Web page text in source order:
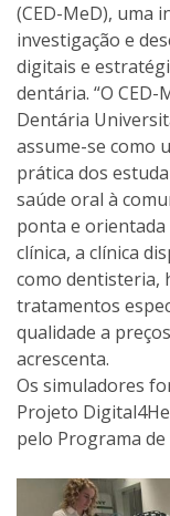
(CED-MeD), uma
investigação e
digitais e
dentária. “O
Dentária
assume-se como
prática dos
saúde oral à
ponta e orientada
clínica, a clínica
como dentisteria,
tratamentos
qualidade a
acrescenta.
Os simuladores
Projeto
pelo Programa de